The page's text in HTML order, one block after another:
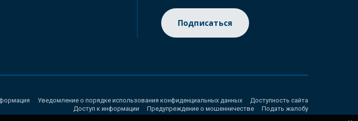
Подписаться
Уведомление о порядке использования конфиденциальных данных
Доступность сайта
Доступ к информации
Предупреждение о мошенничестве Подать жалобу